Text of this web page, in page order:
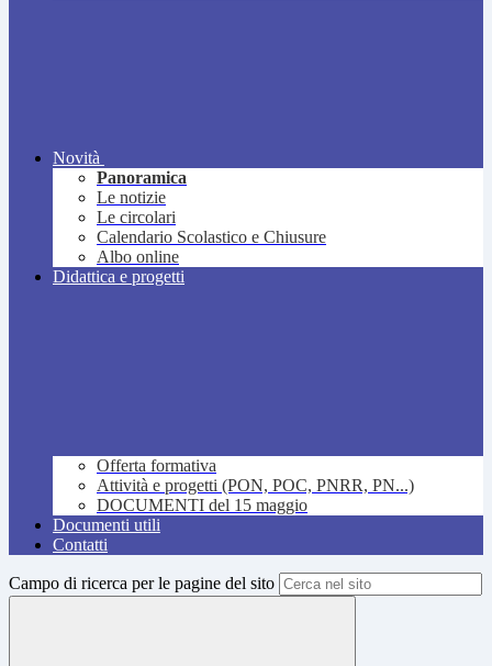
Novità
Panoramica
Le notizie
Le circolari
Calendario Scolastico e Chiusure
Albo online
Didattica e progetti
Offerta formativa
Attività e progetti (PON, POC, PNRR, PN...)
DOCUMENTI del 15 maggio
Documenti utili
Contatti
Campo di ricerca per le pagine del sito